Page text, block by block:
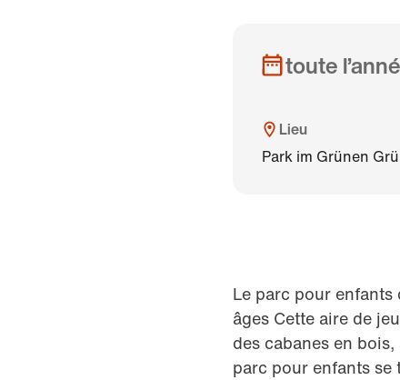
toute
Lieu
Park im Grünen
Le parc pour
âges Cette aire de
des cabanes en
parc pour enfants